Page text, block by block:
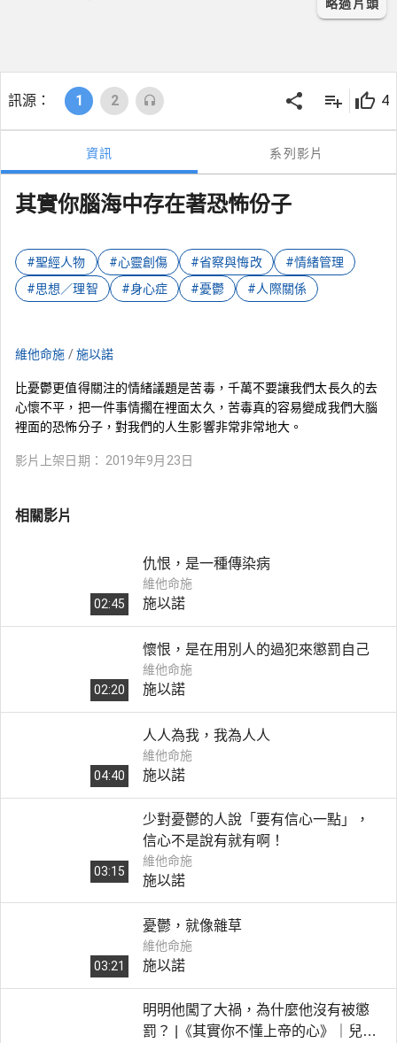
略過片頭
訊源： 1 2 4
資訊 系列影片
其實你腦海中存在著恐怖份子
#聖經人物 #心靈創傷 #省察與悔改
#情緒管理
#思想／理智
#身心症 #憂鬱 #人際關係
維他命施 / 施以諾
比憂鬱更值得關注的情緒議題是苦毒，千萬不要讓我們太長久的去
心懷不平，把一件事情擱在裡面太久，苦毒真的容易變成我們大腦
裡面的恐怖分子，對我們的人生影響非常非常地大。
影片上架日期： 2019年9月23日
相關影片
02:45
仇恨，是一種傳染病
維他命施
施以諾
02:20
懷恨，是在用別人的過犯來懲罰自己
維他命施
施以諾
04:40
人人為我，我為人人
維他命施
施以諾
03:15
少對憂鬱的人說「要有信心一點」，
信心不是說有就有啊！
維他命施
施以諾
03:21
憂鬱，就像雜草
維他命施
施以諾
明明他闖了大禍，為什麼他沒有被懲
罰？ |《其實你不懂上帝的心》｜兒主